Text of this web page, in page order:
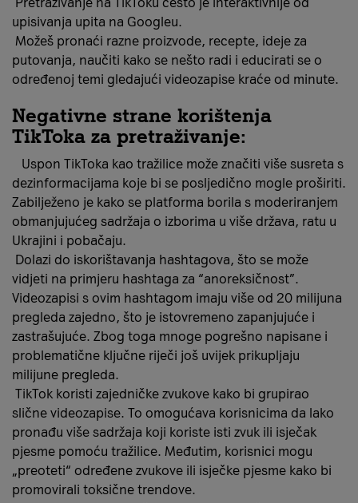
upisivanja upita na Googleu.
Možeš pronaći razne proizvode, recepte, ideje za
putovanja, naučiti kako se nešto radi i educirati se o
određenoj temi gledajući videozapise kraće od minute.
Negativne strane korištenja
TikToka za pretraživanje:
Uspon TikToka kao tražilice može značiti više susreta s
dezinformacijama koje bi se posljedično mogle proširiti.
Zabilježeno je kako se platforma borila s moderiranjem
obmanjujućeg sadržaja o izborima u više država, ratu u
Ukrajini i pobačaju.
Dolazi do iskorištavanja hashtagova, što se može
vidjeti na primjeru hashtaga za “anoreksičnost”.
Videozapisi s ovim hashtagom imaju više od 20 milijuna
pregleda zajedno, što je istovremeno zapanjujuće i
zastrašujuće. Zbog toga mnoge pogrešno napisane i
problematične ključne riječi još uvijek prikupljaju
milijune pregleda.
TikTok koristi zajedničke zvukove kako bi grupirao
slične videozapise. To omogućava korisnicima da lako
pronađu više sadržaja koji koriste isti zvuk ili isječak
pjesme pomoću tražilice. Međutim, korisnici mogu
„preoteti“ određene zvukove ili isječke pjesme kako bi
promovirali toksične trendove.